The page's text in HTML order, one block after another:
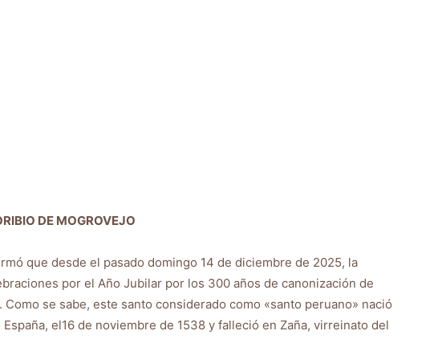
DE MOGROVEJO
que desde el pasado domingo 14 de diciembre de 2025, la
por el Año Jubilar por los 300 años de canonización de
. Como se sabe, este santo considerado como «santo peruano» nació
el16 de noviembre de 1538 y falleció en Zaña, virreinato del